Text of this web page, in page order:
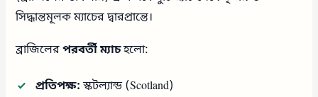
সিদ্ধান্তমূলক ম্যাচের দ্বারপ্রান্তে।
ব্রাজিলেরপরবর্তী ম্যাচহলো:
প্রতিপক্ষ:স্কটল্যান্ড (Scotland)